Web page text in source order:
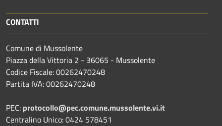
CONTATTI
Comune di Mussolente
Piazza della Vittoria 2 - 36065 - Mussolente
Codice Fiscale: 00262470248
Partita IVA: 00262470248
PEC: protocollo@pec.comune.mussolente.vi.it
Centralino Unico: 0424 578451